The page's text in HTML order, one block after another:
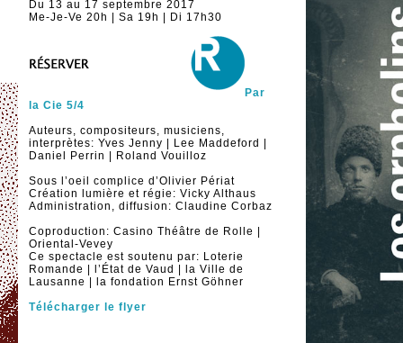
Du 13 au 17 septembre 2017
Me-Je-Ve 20h | Sa 19h | Di 17h30
Par
la Cie 5/4
Auteurs, compositeurs, musiciens,
interprètes: Yves Jenny | Lee Maddeford |
Daniel Perrin | Roland Vouilloz
Sous l’oeil complice d’Olivier Périat
Création lumière et régie: Vicky Althaus
Administration, diffusion: Claudine Corbaz
Coproduction: Casino Théâtre de Rolle |
Oriental-Vevey
Ce spectacle est soutenu par: Loterie
Romande | l’État de Vaud | la Ville de
Lausanne | la fondation Ernst Göhner
Télécharger le flyer